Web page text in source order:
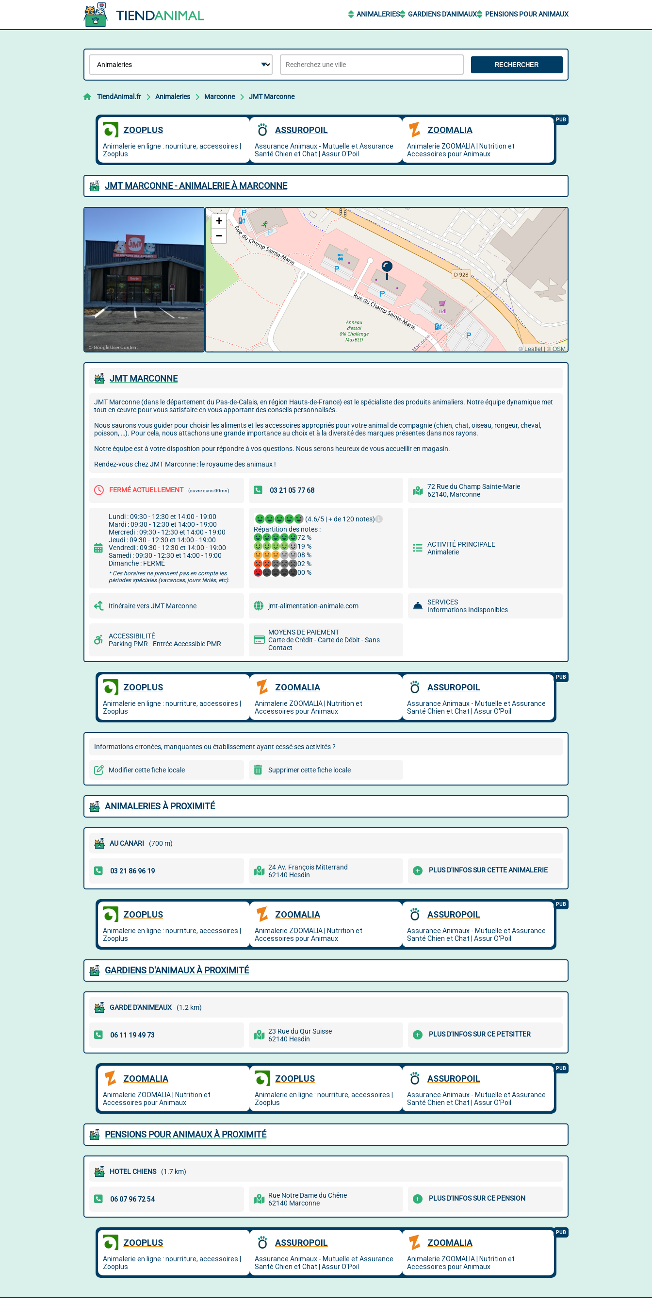
ANIMALERIES GARDIENS D'ANIMAUX PENSIONS POUR ANIMAUX
RECHERCHER
TiendAnimal.fr Animaleries Marconne JMT Marconne
JMT MARCONNE - ANIMALERIE À MARCONNE
© Google User Content
+
−
© Leaflet | ©OSM
JMT MARCONNE
JMT Marconne (dans le département du Pas-de-Calais, en région Hauts-de-France) est le spécialiste des produits animaliers. Notre équipe dynamique met
tout en œuvre pour vous satisfaire en vous apportant des conseils personnalisés.
Nous saurons vous guider pour choisir les aliments et les accessoires appropriés pour votre animal de compagnie (chien, chat, oiseau, rongeur, cheval,
poisson, …). Pour cela, nous attachons une grande importance au choix et à la diversité des marques présentes dans nos rayons.
Notre équipe est à votre disposition pour répondre à vos questions. Nous serons heureux de vous accueillir en magasin.
Rendez-vous chez JMT Marconne : le royaume des animaux !
FERMÉ ACTUELLEMENT (ouvre dans 00mn)
72 Rue du Champ Sainte-Marie
62140, Marconne
Lundi : 09:30 - 12:30 et 14:00 - 19:00
Mardi : 09:30 - 12:30 et 14:00 - 19:00
Mercredi : 09:30 - 12:30 et 14:00 - 19:00
Jeudi : 09:30 - 12:30 et 14:00 - 19:00
Vendredi : 09:30 - 12:30 et 14:00 - 19:00
Samedi : 09:30 - 12:30 et 14:00 - 19:00
Dimanche : FERMÉ
* Ces horaires ne prennent pas en compte les
périodes spéciales (vacances, jours fériés, etc).
(4.6/5 | + de 120 notes)
Répartition des notes :
72 %
19 %
08 %
02 %
00 %
ACTIVITÉ PRINCIPALE
Animalerie
Itinéraire vers JMT Marconne jmt-alimentation-animale.com
SERVICES
Informations Indisponibles
ACCESSIBILITÉ
Parking PMR - Entrée Accessible PMR
MOYENS DE PAIEMENT
Carte de Crédit - Carte de Débit - Sans
Contact
Informations erronées, manquantes ou établissement ayant cessé ses activités ?
Modifier cette fiche locale Supprimer cette fiche locale
ANIMALERIES À PROXIMITÉ
AU CANARI (700 m)
24 Av. François Mitterrand
62140 Hesdin
PLUS D'INFOS SUR CETTE ANIMALERIE
GARDIENS D'ANIMAUX À PROXIMITÉ
GARDE D'ANIMEAUX (1.2 km)
23 Rue du Qur Suisse
62140 Hesdin
PLUS D'INFOS SUR CE PETSITTER
PENSIONS POUR ANIMAUX À PROXIMITÉ
HOTEL CHIENS (1.7 km)
Rue Notre Dame du Chêne
62140 Marconne
PLUS D'INFOS SUR CE PENSION